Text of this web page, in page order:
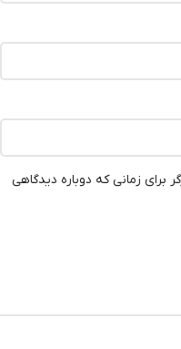
برای زمانی که دوباره دیدگاهی